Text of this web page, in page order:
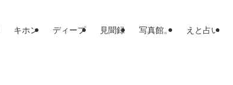
キホン ディープ 見聞録 写真館。 えと占い